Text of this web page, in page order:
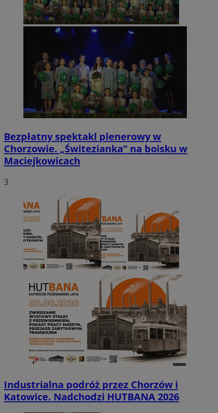
Bezpłatny spektakl plenerowy w
Chorzowie. „Świtezianka” na boisku w
Maciejkowicach
3
Industrialna podróż przez Chorzów i
Katowice. Nadchodzi HUTBANA 2026